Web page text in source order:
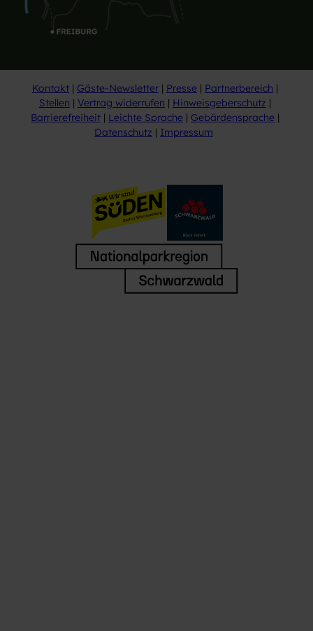
Kontakt Gäste-Newsletter Presse
Partnerbereich
Stellen
Vertrag widerrufen
Hinweisgeberschutz
Barrierefreiheit
Leichte Sprache
Gebärdensprache
Datenschutz
Impressum